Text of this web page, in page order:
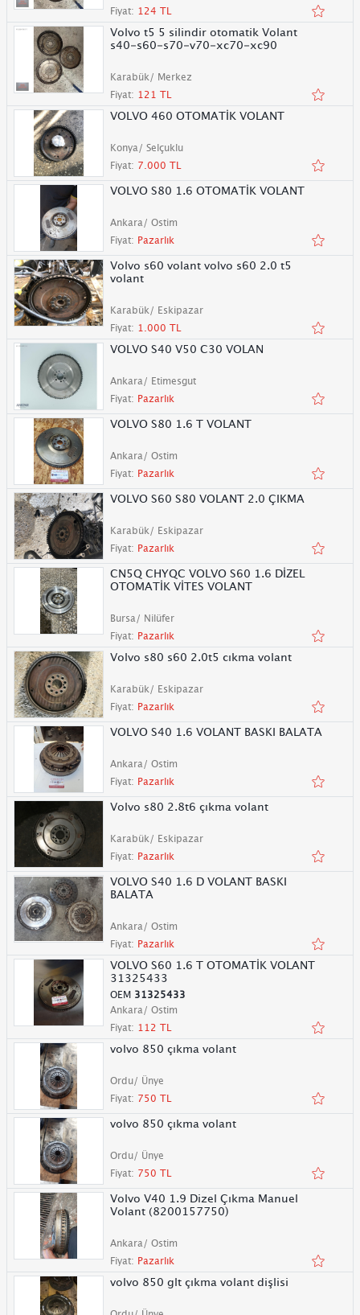
Fiyat: 124 TL
Volvo t5 5 silindir otomatik Volant
s40-s60-s70-v70-xc70-xc90
Karabük/ Merkez
Fiyat: 121 TL
VOLVO 460 OTOMATİK VOLANT
Konya/ Selçuklu
Fiyat: 7.000 TL
VOLVO S80 1.6 OTOMATİK VOLANT
Ankara/ Ostim
Fiyat: Pazarlık
Volvo s60 volant volvo s60 2.0 t5
volant
Karabük/ Eskipazar
Fiyat: 1.000 TL
VOLVO S40 V50 C30 VOLAN
Ankara/ Etimesgut
Fiyat: Pazarlık
VOLVO S80 1.6 T VOLANT
Ankara/ Ostim
Fiyat: Pazarlık
VOLVO S60 S80 VOLANT 2.0 ÇIKMA
Karabük/ Eskipazar
Fiyat: Pazarlık
CN5Q CHYQC VOLVO S60 1.6 DİZEL
OTOMATİK VİTES VOLANT
Bursa/ Nilüfer
Fiyat: Pazarlık
Volvo s80 s60 2.0t5 cıkma volant
Karabük/ Eskipazar
Fiyat: Pazarlık
VOLVO S40 1.6 VOLANT BASKI BALATA
Ankara/ Ostim
Fiyat: Pazarlık
Volvo s80 2.8t6 çıkma volant
Karabük/ Eskipazar
Fiyat: Pazarlık
VOLVO S40 1.6 D VOLANT BASKI
BALATA
Ankara/ Ostim
Fiyat: Pazarlık
VOLVO S60 1.6 T OTOMATİK VOLANT
31325433
OEM 31325433
Ankara/ Ostim
Fiyat: 112 TL
volvo 850 çıkma volant
Ordu/ Ünye
Fiyat: 750 TL
volvo 850 çıkma volant
Ordu/ Ünye
Fiyat: 750 TL
Volvo V40 1.9 Dizel Çıkma Manuel
Volant (8200157750)
Ankara/ Ostim
Fiyat: Pazarlık
volvo 850 glt çıkma volant dişlisi